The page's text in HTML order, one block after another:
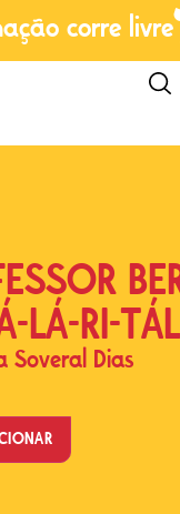
corre livre
LÁ-RI-
Soveral Dias